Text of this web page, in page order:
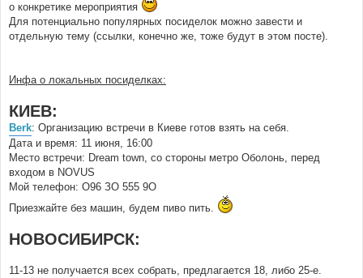
о конкретике мероприятия
Для потенциально популярных посиделок можно завести и
отдельную тему (ссылки, конечно же, тоже будут в этом посте).
Инфа о локальных посиделках:
КИЕВ:
Berk: Организацию встречи в Киеве готов взять на себя.
Дата и время: 11 июня, 16:00
Место встречи: Dream town, со стороны метро Оболонь, перед
входом в NOVUS
Мой телефон: О96 ЗО 555 9О
Приезжайте без машин, будем пиво пить.
НОВОСИБИРСК:
11-13 не получается всех собрать, предлагается 18, либо 25-е.